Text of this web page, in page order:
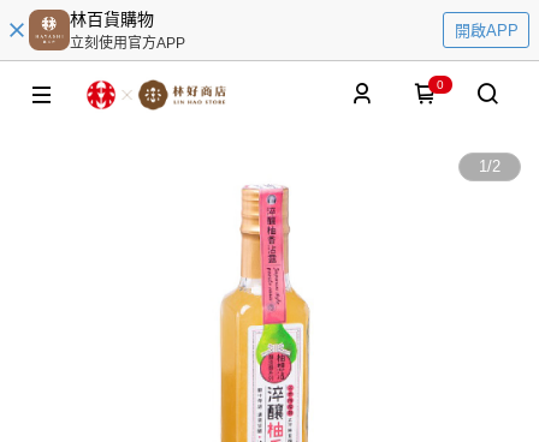
林百貨購物
立刻使用官方APP
開啟APP
0
1/2